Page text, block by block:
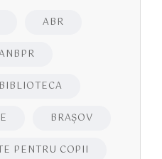
ABR
BIBLIOTECA
BRAŞOV
PENTRU COPII